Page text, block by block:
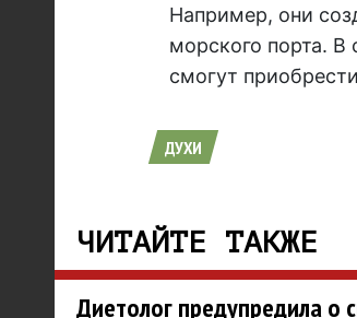
Например, они
морского порта. В
смогут
ДУХИ
ЧИТАЙТЕ ТАКЖЕ
Диетолог предупредила о